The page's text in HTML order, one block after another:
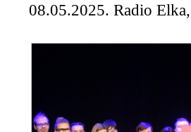
08.05.2025. Radio